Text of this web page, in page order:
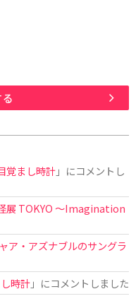
覚まし時計」にコメントし
展 TOKYO 〜Imagination
ア・アズナブルのサングラ
時計」にコメントしました